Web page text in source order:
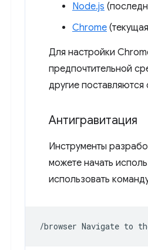
Node.js
Chrome
Для настройки
предпочтительной
другие
Антигравитация
Инструменты
можете начать
использовать
/browser Navigate to